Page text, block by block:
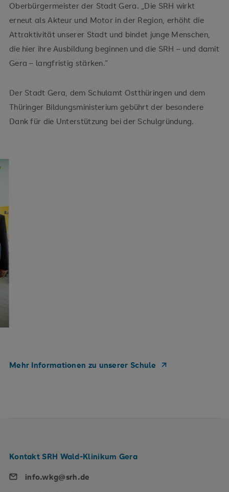
Oberbürgermeister der Stadt Gera. „Die SRH wirkt
erneut als Akteur und Motor in der Region, erhöht die
Attraktivität unserer Stadt und bindet junge Menschen,
die hier ihre Ausbildung beginnen und die SRH – und damit
Gera – langfristig stärken.“
Der Stadt Gera, dem Schulamt Ostthüringen und dem
Thüringer Bildungsministerium gebührt der besondere
Dank für die Unterstützung bei der Schulgründung.
Mehr Informationen zu unserer Schule
Kontakt SRH Wald-Klinikum Gera
info.wkg@srh.de